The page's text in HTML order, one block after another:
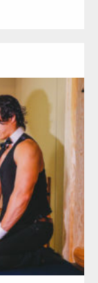
ョ) SOSUKE